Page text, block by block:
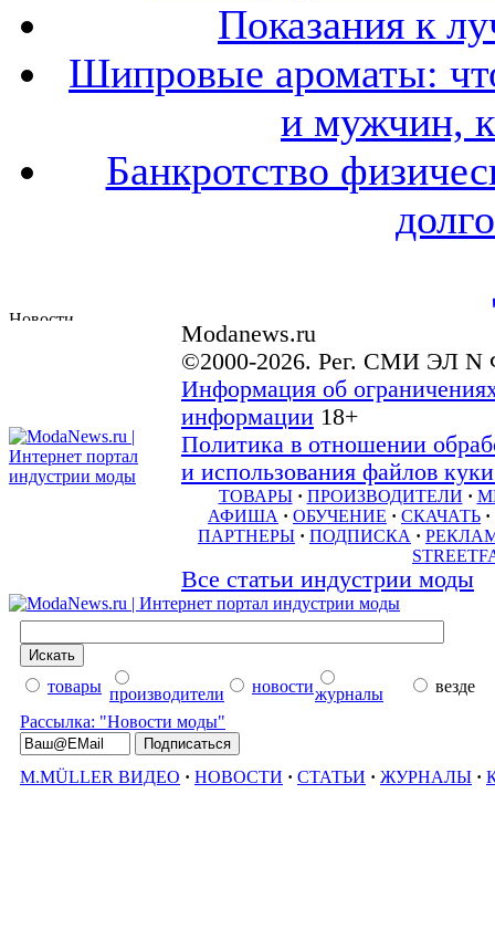
Показания к
Шипровые ароматы:
и мужчин,
Банкротство
Modanews.ru
©2000-2026. Рег. СМИ ЭЛ N
Информация об
информации 18+
Политика в отношении
и использования файлов
ТОВАРЫ · ПРОИЗВОДИТЕЛИ ·
АФИША · ОБУЧЕНИЕ · СКАЧАТЬ ·
ПАРТНЕРЫ · ПОДПИСКА ·
Все статьи индустрии моды
товары производители новостижурналы
везде
Рассылка: "Новости моды"
M.MÜLLER ВИДЕО · НОВОСТИ · СТАТЬИ · ЖУРНАЛЫ ·